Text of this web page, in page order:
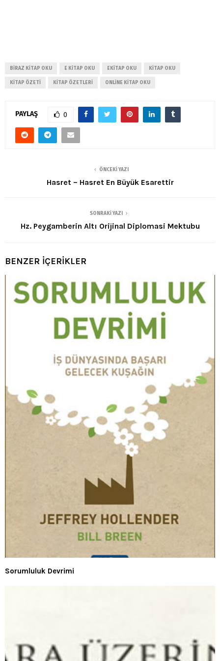
BIRAZ KITAP OKU E KITAP OKU EKITAP OKU KITAP OKU
KITAP ÖZETI KITAP ÖZETLERI ONLINE KITAP OKU
PAYLAŞ 0
ÖNCEKI YAZI
Hasret – Hasret En Büyük Esarettir
SONRAKI YAZI
Hz. Peygamberin Altı Orijinal Diplomasi Mektubu
BENZER İÇERİKLER
Sorumluluk Devrimi